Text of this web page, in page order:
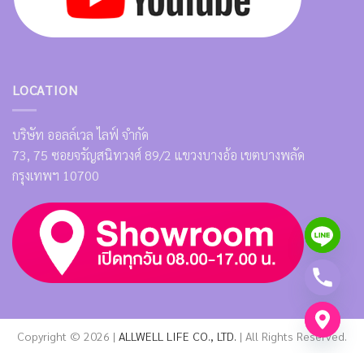
LOCATION
บริษัท ออลล์เวล ไลฟ์ จำกัด
73, 75 ซอยจรัญสนิทวงศ์ 89/2 แขวงบางอ้อ เขตบางพลัด
กรุงเทพฯ 10700
Copyright © 2026 | ALLWELL LIFE CO., LTD. | All Rights Reserved.